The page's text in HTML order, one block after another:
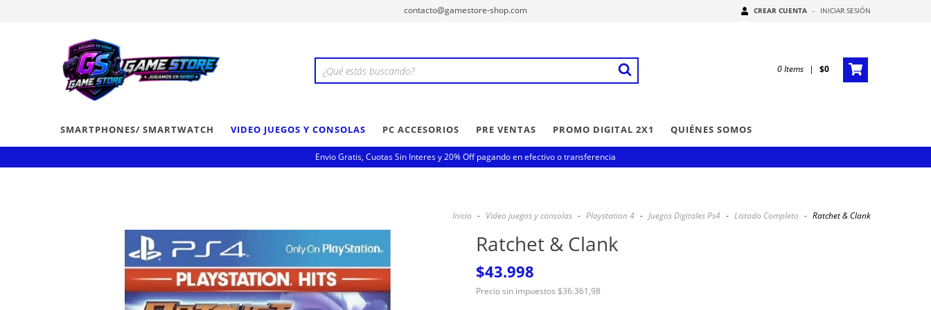
contacto@gamestore-shop.com CREAR CUENTA - INICIAR SESIÓN
0Items | $0
SMARTPHONES/ SMARTWATCH VIDEO JUEGOS Y CONSOLAS PC ACCESORIOS PRE VENTAS PROMO DIGITAL 2X1 QUIÉNES SOMOS
Envio Gratis, Cuotas Sin Interes y 20% Off pagando en efectivo o transferencia
Inicio - Video juegos y consolas - Playstation 4 - Juegos Digitales Ps4 - Listado Completo - Ratchet & Clank
Ratchet & Clank
$43.998
Precio sin impuestos $36.361,98